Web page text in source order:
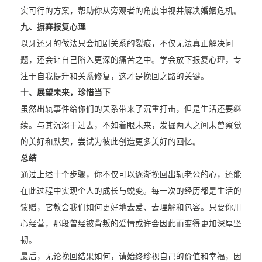
实可行的方案，帮助你从旁观者的角度审视并解决婚姻危机。
九、摒弃报复心理
以牙还牙的做法只会加剧关系的裂痕，不仅无法真正解决问
题，还会让自己陷入更深的痛苦之中。学会放下报复心理，专
注于自我提升和关系修复，这才是挽回之路的关键。
十、展望未来，珍惜当下
虽然出轨事件给你们的关系带来了沉重打击，但是生活还要继
续。与其沉溺于过去，不如着眼未来，发掘两人之间未曾察觉
的美好和默契，尝试为彼此创造更多美好的回忆。
总结
通过上述十个步骤，你不仅可以逐渐挽回出轨老公的心，还能
在此过程中实现个人的成长与蜕变。每一次的经历都是生活的
馈赠，它教会我们如何更好地去爱、去理解和包容。只要你用
心经营，那段曾经被背叛的爱情或许会因此而变得更加深厚坚
韧。
最后，无论挽回结果如何，请始终珍视自己的价值和幸福，因